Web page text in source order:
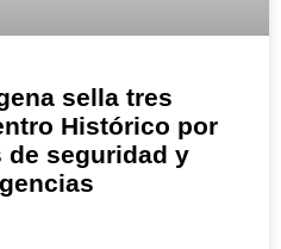
sella tres
Histórico por
seguridad y